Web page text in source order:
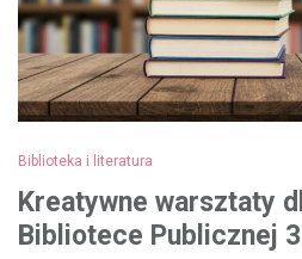
Biblioteka i literatura
Kreatywne warsztaty
Bibliotece Publicznej